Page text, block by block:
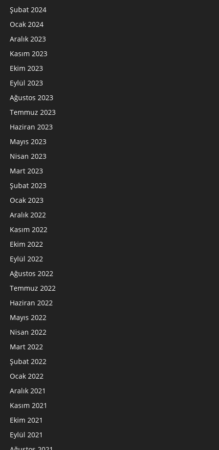
Şubat 2024
Ocak 2024
Aralık 2023
Kasım 2023
Ekim 2023
Eylül 2023
Ağustos 2023
Temmuz 2023
Haziran 2023
Mayıs 2023
Nisan 2023
Mart 2023
Şubat 2023
Ocak 2023
Aralık 2022
Kasım 2022
Ekim 2022
Eylül 2022
Ağustos 2022
Temmuz 2022
Haziran 2022
Mayıs 2022
Nisan 2022
Mart 2022
Şubat 2022
Ocak 2022
Aralık 2021
Kasım 2021
Ekim 2021
Eylül 2021